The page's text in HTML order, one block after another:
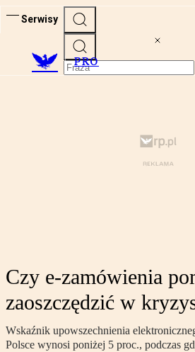
Serwisy
PRO
Czy e-zamówienia
zaoszczędzić w
Wskaźnik upowszechnienia
Polsce wynosi poniżej 5 proc., podczas